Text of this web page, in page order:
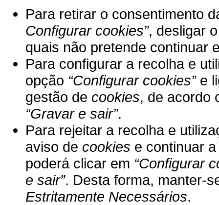
Para retirar o consentimento
Configurar cookies”, desligar
quais não pretende continuar
Para configurar a recolha e
opção “Configurar cookies”e
gestão de cookies, de acordo
“Gravar e sair”.
Para rejeitar a recolha e
aviso de cookies e continuar
poderá clicar em “Configurar
e sair”. Desta forma, manter-
Estritamente Necessários.